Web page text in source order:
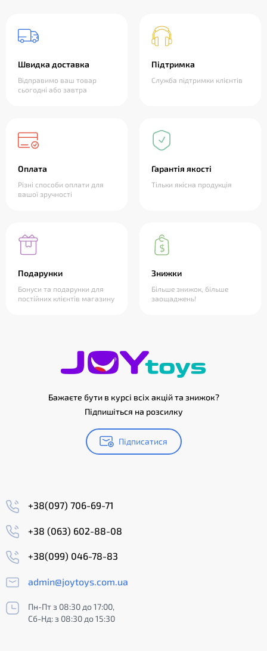
Швидка доставка
Відправимо ваш товар
сьогодні або завтра
Підтримка
Служба підтримки клієнтів
Оплата
Різні способи оплати для
вашої зручності
Гарантія якості
Тільки якісна продукція
Подарунки
Бонуси та подарунки для
постійних клієнтів магазину
Знижки
Більше знижок, більше
заощаджень!
Бажаєте бути в курсі всіх акцій та знижок?
Підпишіться на розсилку
Підписатися
+38(097) 706-69-71
+38 (063) 602-88-08
+38(099) 046-78-83
admin@joytoys.com.ua
Пн-Пт з 08:30 до 17:00,
Сб-Нд: з 08:30 до 15:30